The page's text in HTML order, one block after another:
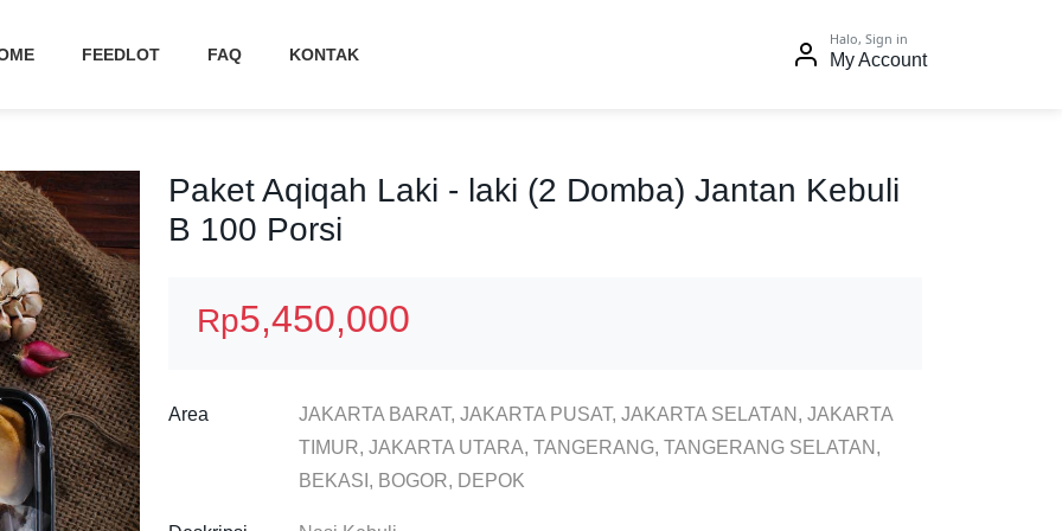
FEEDLOT FAQ KONTAK
Halo, Sign in
My Account
Paket Aqiqah Laki - laki (2 Domba) Jantan Kebuli
B 100 Porsi
Rp5,450,000
Area
JAKARTA BARAT, JAKARTA PUSAT, JAKARTA SELATAN, JAKARTA
TIMUR, JAKARTA UTARA, TANGERANG, TANGERANG SELATAN,
BEKASI, BOGOR, DEPOK